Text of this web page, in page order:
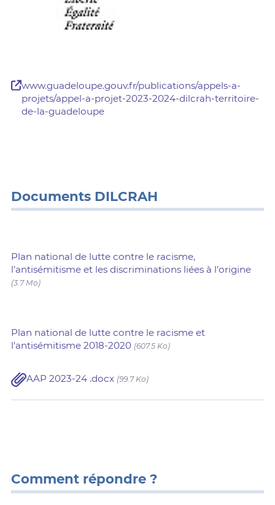
www.guadeloupe.gouv.fr/publications/appels-a-
projets/appel-a-projet-2023-2024-dilcrah-territoire-
de-la-guadeloupe
Documents DILCRAH
Plan national de lutte contre le racisme,
l’antisémitisme et les discriminations liées à l’origine
(3.7 Mo)
Plan national de lutte contre le racisme et
l'antisémitisme 2018-2020 (607.5 Ko)
AAP 2023-24 .docx (99.7 Ko)
Comment répondre ?